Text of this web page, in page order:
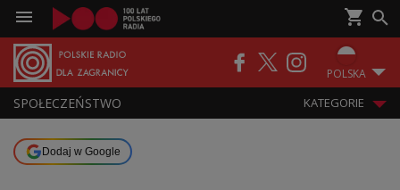
POLSKA
SPOŁECZEŃSTWO KATEGORIE
Dodaj w Google